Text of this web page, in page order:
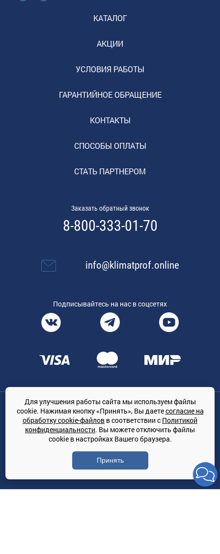
КАТАЛОГ
АКЦИИ
УСЛОВИЯ РАБОТЫ
ГАРАНТИЙНОЕ ОБРАЩЕНИЕ
КОНТАКТЫ
СПОСОБЫ ОПЛАТЫ
СТАТЬ ПАРТНЕРОМ
Заказать обратный звонок
8-800-333-01-70
info@klimatprof.online
Подписывайтесь на нас в соцсетях
Общество с ограниченной ответственностью «ТРЕЙДКОН», ОГРН:
1167847364079, 197022, г. Санкт-Петербург, проспект Медиков, 7
КЛИМАТПРОФ.ONLINE - оптовая продажа кондиционеров и
климатической техники на территории РФ
© Сайт принадлежит ООО «ТРЕЙДКОН»
Политика конфиденциальности
Для улучшения работы сайта мы используем файлы
cookie. Нажимая кнопку «Принять», Вы даетесогласие на
обработку cookie-файлов в соответствии с Политикой
конфиденциальности. Вы можете отключить файлы
cookie в настройках Вашего браузера.
Принять